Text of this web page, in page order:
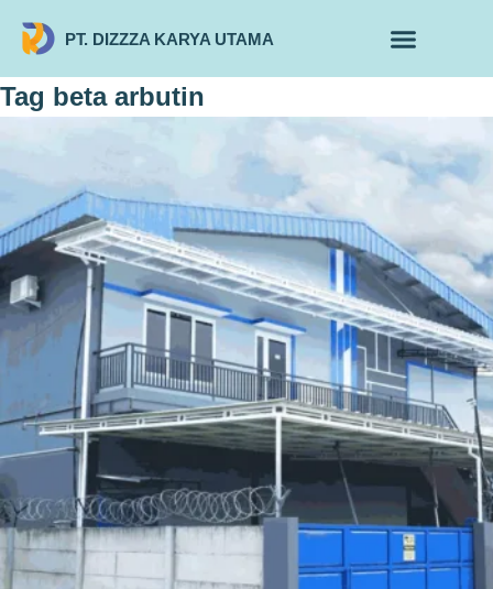
PT. DIZZZA KARYA UTAMA
Tag beta arbutin